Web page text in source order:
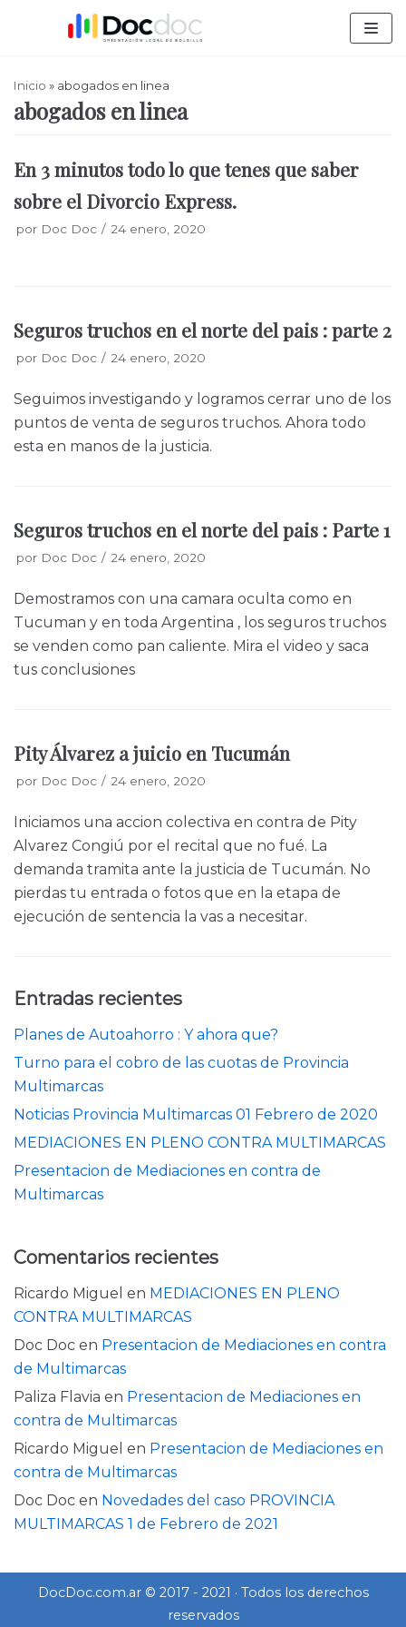
Inicio » abogados en linea
abogados en linea
En 3 minutos todo lo que tenes que saber
sobre el Divorcio Express.
por Doc Doc 24 enero, 2020
Seguros truchos en el norte del pais : parte 2
por Doc Doc 24 enero, 2020
Seguimos investigando y logramos cerrar uno de los
puntos de venta de seguros truchos. Ahora todo
esta en manos de la justicia.
Seguros truchos en el norte del pais : Parte 1
por Doc Doc 24 enero, 2020
Demostramos con una camara oculta como en
Tucuman y en toda Argentina , los seguros truchos
se venden como pan caliente. Mira el video y saca
tus conclusiones
Pity Álvarez a juicio en Tucumán
por Doc Doc 24 enero, 2020
Iniciamos una accion colectiva en contra de Pity
Alvarez Congiú por el recital que no fué. La
demanda tramita ante la justicia de Tucumán. No
pierdas tu entrada o fotos que en la etapa de
ejecución de sentencia la vas a necesitar.
Entradas recientes
Planes de Autoahorro : Y ahora que?
Turno para el cobro de las cuotas de Provincia
Multimarcas
Noticias Provincia Multimarcas 01 Febrero de 2020
MEDIACIONES EN PLENO CONTRA MULTIMARCAS
Presentacion de Mediaciones en contra de
Multimarcas
Comentarios recientes
Ricardo Miguel en MEDIACIONES EN PLENO
CONTRA MULTIMARCAS
Doc Doc en Presentacion de Mediaciones en contra
de Multimarcas
Paliza Flavia en Presentacion de Mediaciones en
contra de Multimarcas
Ricardo Miguel en Presentacion de Mediaciones en
contra de Multimarcas
Doc Doc en Novedades del caso PROVINCIA
MULTIMARCAS 1 de Febrero de 2021
DocDoc.com.ar © 2017 - 2021 · Todos los derechos
reservados